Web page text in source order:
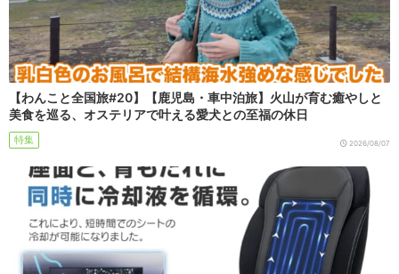
【わんこと全国旅#20】【鹿児島・車中泊旅】火山が育む癒やしと
美食を巡る、オステリアで叶える愛犬との至福の休日
特集 2026/08/07